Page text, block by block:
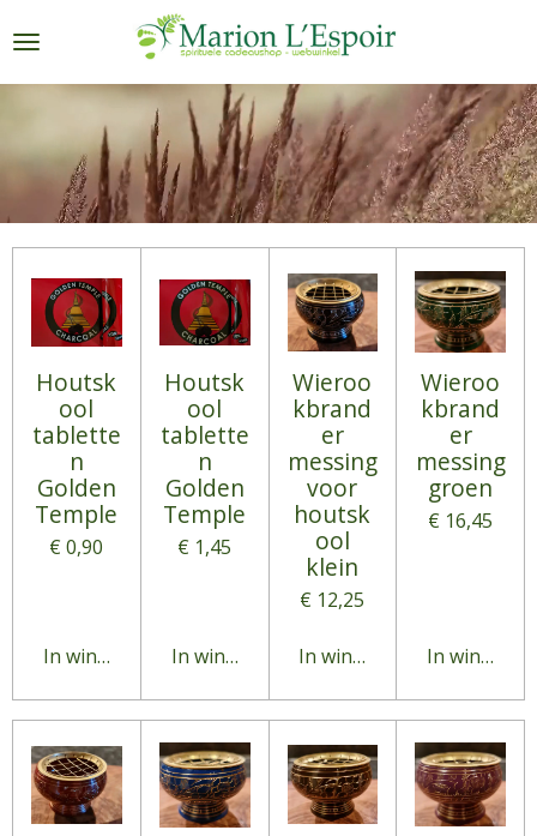
direct
naar
hoofdinhoud
Houtsk
ool
tablette
n
Golden
Temple
€ 0,90
In winkelwagen
Houtsk
ool
tablette
n
Golden
Temple
€ 1,45
In winkelwagen
Wieroo
kbrand
er
messing
voor
houtsk
ool
klein
€ 12,25
In winkelwagen
Wieroo
kbrand
er
messing
groen
€ 16,45
In